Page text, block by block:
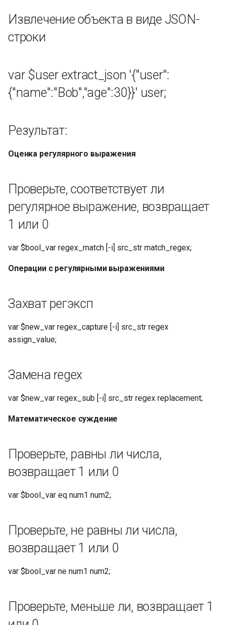
Шифрование HMAC_MD5
Шифрование
HMAC_SHA224
шифрование
Шифрование
HMAC_SHA512
Оценка диапазона
ли текущее время
минимум один параметр.
Возвращает 1, если все
условия выполнены, в
возвращает 0.
День недели представлен
числами от 0 до 6, где
воскресенье — это 0, а
Формат времени
Преобразовать временную
метку в HTTP время
временная метка опущена)
Преобразовать отметку
(текущее время, если
Преобразование
Извлечение объекта в виде JSON-
строки
var $user extract_json '{"user":
{"name":"Bob","age":30}}' user;
Результат:
Оценка регулярного выражения
Проверьте, соответствует ли
регулярное выражение, возвращает
1 или 0
var $bool_var regex_match [-i] src_str match_regex;
Операции с регулярными выражениями
Захват регэксп
var $new_var regex_capture [-i] src_str regex
assign_value;
Замена regex
var $new_var regex_sub [-i] src_str regex replacement;
Математическое суждение
Проверьте, равны ли числа,
возвращает 1 или 0
var $bool_var eq num1 num2;
Проверьте, не равны ли числа,
возвращает 1 или 0
var $bool_var ne num1 num2;
Проверьте, меньше ли, возвращает 1